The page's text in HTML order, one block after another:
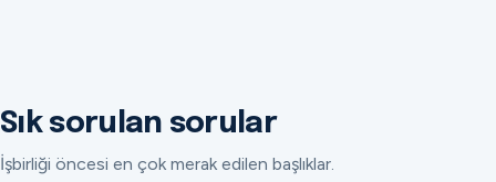
Sık sorulan sorular
İşbirliği öncesi en çok merak edilen başlıklar.